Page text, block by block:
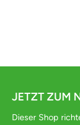
JETZT ZUM
Dieser Shop